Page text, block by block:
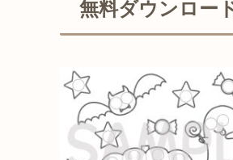
無料ダウンロー